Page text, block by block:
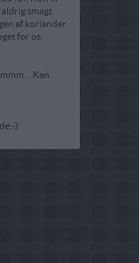
smagt
af koriander
for os.
Kan
)